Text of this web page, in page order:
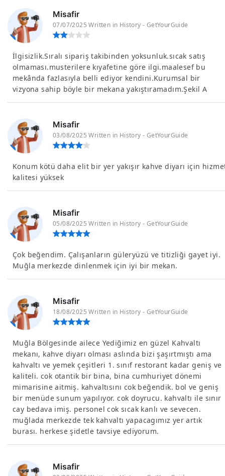
Misafir
07/07/2025 Written in History - GetYourGuide
İlgisizlik.Sıralı sipariş takibinden yoksunluk.sıcak satış
olmaması.musterilere kıyafetine göre ilgi.maalesef bu
mekânda fazlasıyla belli ediyor kendini.Kurumsal bir
vizyona sahip böyle bir mekana yakıştıramadım.Şekil A
Misafir
03/08/2025 Written in History - GetYourGuide
Konum kötü daha elit bir yer yakışır kahve diyarı için
kalitesi yüksek
Misafir
05/08/2025 Written in History - GetYourGuide
Çok beğendim. Çalışanların güleryüzü ve titizliği gayet iyi.
Muğla merkezde dinlenmek için iyi bir mekan.
Misafir
18/08/2025 Written in History - GetYourGuide
Muğla Bölgesinde ailece Yediğimiz en güzel Kahvaltı
mekanı, kahve diyarı olması aslında bizi şaşırtmıştı ama
kahvaltı ve yemek çeşitleri 1. sınıf restorant kadar geniş ve
kaliteli. cok otantik bir bina, bina cumhuriyet dönemi
mimarisine aitmiş. kahvaltısını cok beğendik. bol ve geniş
bir menüde sunum yapılıyor. cok doyrucu. kahvaltı ile sınır
cay bedava imiş. personel cok sıcak kanlı ve sevecen.
muğlada merkezde tek kahvaltı yapacagımız yer artık
burası. herkese şidetle tavsiye ediyorum.
Misafir